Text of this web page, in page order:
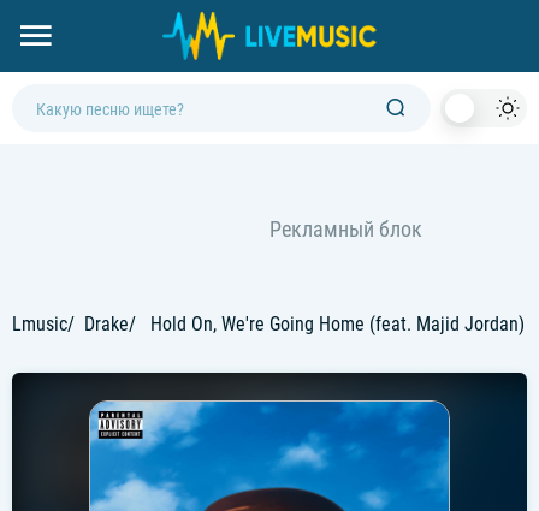
Lmusic Drake Hold On, We're Going Home (feat. Majid Jordan)